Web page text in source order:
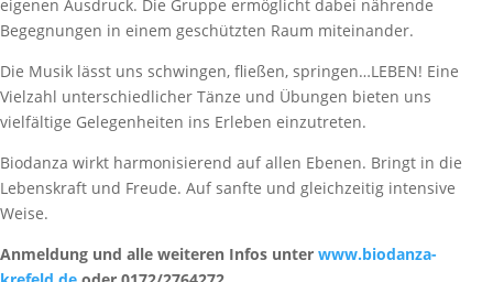
eigenen Ausdruck. Die Gruppe ermöglicht dabei nährende
Begegnungen in einem geschützten Raum miteinander.
Die Musik lässt uns schwingen, fließen, springen…LEBEN! Eine
Vielzahl unterschiedlicher Tänze und Übungen bieten uns
vielfältige Gelegenheiten ins Erleben einzutreten.
Biodanza wirkt harmonisierend auf allen Ebenen. Bringt in die
Lebenskraft und Freude. Auf sanfte und gleichzeitig intensive
Weise.
Anmeldung und alle weiteren Infos unter www.biodanza-